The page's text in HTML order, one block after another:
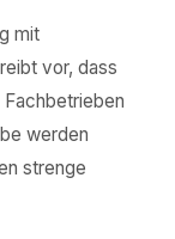
mit
vor, dass
Fachbetrieben
werden
strenge